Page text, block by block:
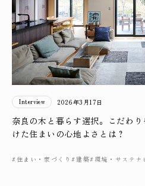
Interview 2026年3月17日
奈良の木と暮らす選択。こだわ
けた住まいの心地よさとは？
#住まい・家づくり#建築#環境・サステナ